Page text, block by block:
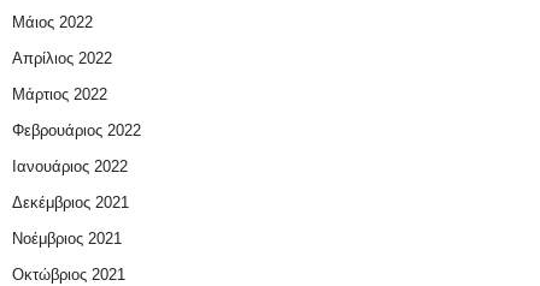
Μάιος 2022
Απρίλιος 2022
Μάρτιος 2022
Φεβρουάριος 2022
Ιανουάριος 2022
Δεκέμβριος 2021
Νοέμβριος 2021
Οκτώβριος 2021